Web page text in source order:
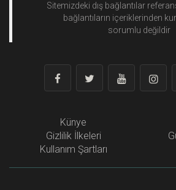
Sitemizdeki dış bağlantılar
bağlantıların içeriklerinden
sorumlu değildir
Künye
Gizlilik İlkeleri
Kullanım Şartları